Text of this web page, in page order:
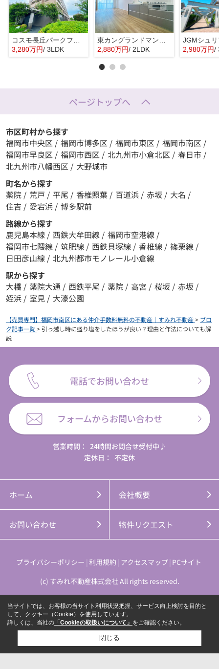
3,280万円/ 3LDK
2,880万円/ 2LDK 2,980万円/
ページトップへ
市区町村から探す
福岡市中央区 / 福岡市博多区 / 福岡市東区 / 福岡市南区 /
福岡市早良区 / 福岡市西区 / 北九州市小倉北区 / 春日市 /
北九州市八幡西区 / 大野城市
町名から探す
薬院 / 荒戸 / 平尾 / 香椎照葉 / 百道浜 / 赤坂 / 大名 /
住吉 / 愛宕浜 / 博多駅前
路線から探す
鹿児島本線 / 西鉄大牟田線 / 福岡市空港線 /
福岡市七隈線 / 筑肥線 / 西鉄貝塚線 / 香椎線 / 篠栗線 /
日田彦山線 / 北九州都市モノレール小倉線
駅から探す
大橋 / 薬院大通 / 西鉄平尾 / 薬院 / 高宮 / 桜坂 / 赤坂 /
姪浜 / 室見 / 大濠公園
【売買専門】福岡市南区にある仲介手数料無料の不動産｜すみれ不動産> ブロ
グ記事一覧> 引っ越し時に盛り塩をしたほうが良い？理由と作法についても解
説
電話でお問い合わせ
フォームからお問い合わせ
営業時間： 24時間お問合せ受付中♪
定休日：
不定休
ホーム 会社概要
お問い合わせ 物件リクエスト
プライバシーポリシー 利用規約 アクセスマップ PCサイト
(c) すみれ不動産株式会社 All rights reserved.
当サイトでは、お客様の当サイト利用状況把握、サービス向上検討を目的と
して、クッキー（Cookie）を使用しています。
詳しくは、当社の 「Cookieの取扱いについて」 をご確認ください。
閉じる